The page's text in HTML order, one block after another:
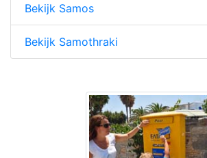
Bekijk Samos
Bekijk Samothraki